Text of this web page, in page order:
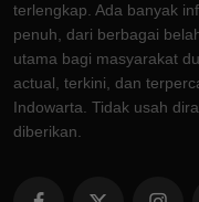
terlengkap. Ada banyak
penuh, dari berbagai
utama bagi masyarakat
actual, terkini, dan
Indowarta. Tidak usah
diberikan.